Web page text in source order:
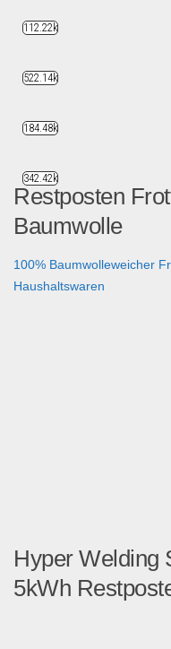
Restposten
Baumwolle
100% Baumwolleweicher
Haushaltswaren
Hyper Welding
5kWh
112.22k
522.14k
184.48k
342.42k